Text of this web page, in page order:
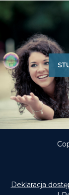
Deklaracja